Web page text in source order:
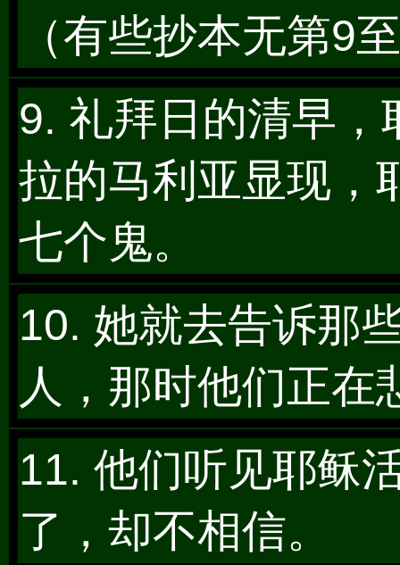
（有些抄本无第9
9. 礼拜日的清早
拉的马利亚显现，
七个鬼。
10. 她就去告诉那
人，那时他们正在
11. 他们听见耶稣
了，却不相信。